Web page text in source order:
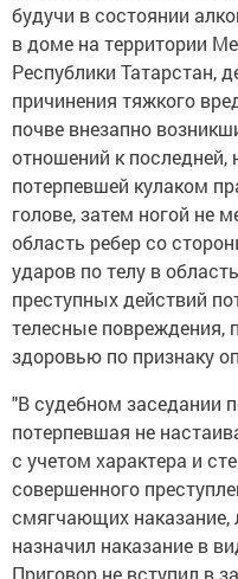
будучи в состоянии
в доме на территории
Республики Татарстан,
причинения тяжкого
почве внезапно
отношений к
потерпевшей кулаком
голове, затем ногой не
область ребер со
ударов по телу в
преступных действий
телесные повреждения,
здоровью по признаку
"В судебном заседании
потерпевшая не
с учетом характера и
совершенного
смягчающих наказание,
назначил наказание в
Приговор не вступил в